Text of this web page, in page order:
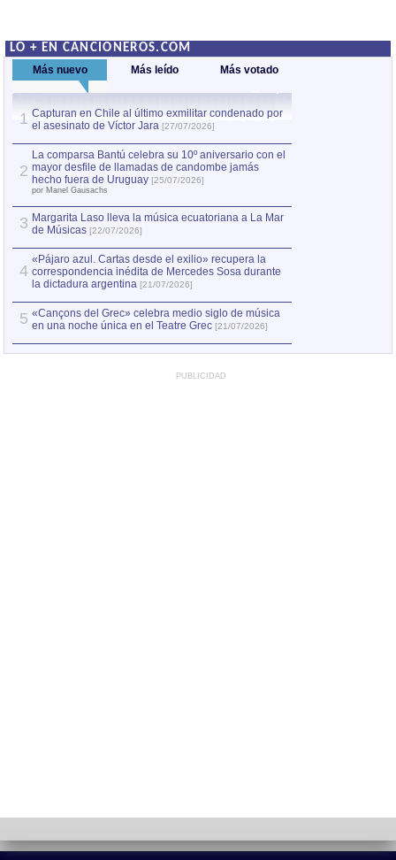
LO + EN CANCIONEROS.COM
Más nuevo Más leído Más votado
1 Capturan en Chile al último exmilitar condenado por
el asesinato de Víctor Jara [27/07/2026]
2
La comparsa Bantú celebra su 10º aniversario con el
mayor desfile de llamadas de candombe jamás
hecho fuera de Uruguay [25/07/2026]
por Manel Gausachs
3 Margarita Laso lleva la música ecuatoriana a La Mar
de Músicas [22/07/2026]
4
«Pájaro azul. Cartas desde el exilio» recupera la
correspondencia inédita de Mercedes Sosa durante
la dictadura argentina [21/07/2026]
5 «Cançons del Grec» celebra medio siglo de música
en una noche única en el Teatre Grec [21/07/2026]
PUBLICIDAD